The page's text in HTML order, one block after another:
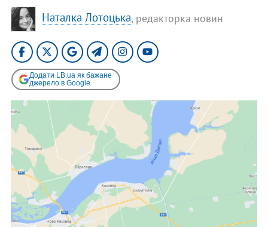
Наталка Лотоцька, редакторка новин
Додати LB.ua як бажане
джерело в Google